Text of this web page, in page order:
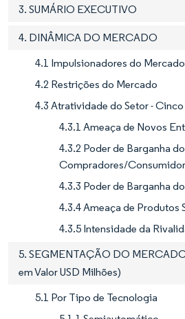
3. SUMÁRIO EXECUTIVO
4. DINÂMICA DO MERCADO
4.1 Impulsionadores do Mercado
4.2 Restrições do Mercado
4.3 Atratividade do Setor -
4.3.1 Ameaça de Novos
4.3.2 Poder de Barganha
Compradores/
4.3.3 Poder de Barganha
4.3.4 Ameaça de Produtos
4.3.5 Intensidade da
5. SEGMENTAÇÃO DO
em Valor USD Milhões)
5.1 Por Tipo de Tecnologia